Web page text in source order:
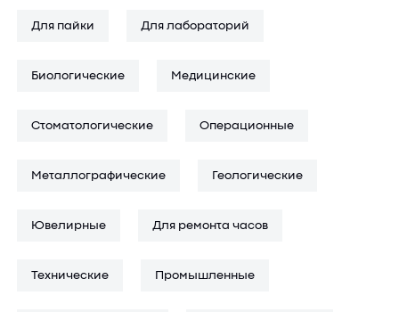
цифровыми и комбинированными, в зависимости от целей и
различного уровня — от базовых до профессиональных.
Здесь можно купить как универсальный бюджетный
прибор сопровождается техническим описанием и
микроскоп для исследований, специалисты подскажут,
Для пайки Для лабораторий
Биологические Медицинские
Стоматологические Операционные
Металлографические Геологические
Ювелирные Для ремонта часов
Технические Промышленные